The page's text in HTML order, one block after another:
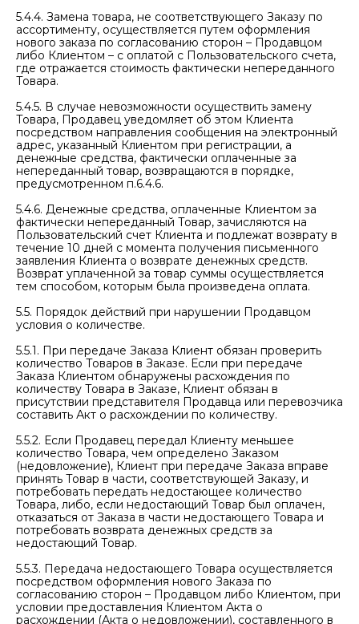
5.4.4. Замена товара, не соответствующего Заказу по
ассортименту, осуществляется путем оформления
нового заказа по согласованию сторон – Продавцом
либо Клиентом – с оплатой с Пользовательского счета,
где отражается стоимость фактически непереданного
Товара.
5.4.5. В случае невозможности осуществить замену
Товара, Продавец уведомляет об этом Клиента
посредством направления сообщения на электронный
адрес, указанный Клиентом при регистрации, а
денежные средства, фактически оплаченные за
непереданный товар, возвращаются в порядке,
предусмотренном п.6.4.6.
5.4.6. Денежные средства, оплаченные Клиентом за
фактически непереданный Товар, зачисляются на
Пользовательский счет Клиента и подлежат возврату в
течение 10 дней с момента получения письменного
заявления Клиента о возврате денежных средств.
Возврат уплаченной за товар суммы осуществляется
тем способом, которым была произведена оплата.
5.5. Порядок действий при нарушении Продавцом
условия о количестве.
5.5.1. При передаче Заказа Клиент обязан проверить
количество Товаров в Заказе. Если при передаче
Заказа Клиентом обнаружены расхождения по
количеству Товара в Заказе, Клиент обязан в
присутствии представителя Продавца или перевозчика
составить Акт о расхождении по количеству.
5.5.2. Если Продавец передал Клиенту меньшее
количество Товара, чем определено Заказом
(недовложение), Клиент при передаче Заказа вправе
принять Товар в части, соответствующей Заказу, и
потребовать передать недостающее количество
Товара, либо, если недостающий Товар был оплачен,
отказаться от Заказа в части недостающего Товара и
потребовать возврата денежных средств за
недостающий Товар.
5.5.3. Передача недостающего Товара осуществляется
посредством оформления нового Заказа по
согласованию сторон – Продавцом либо Клиентом, при
условии предоставления Клиентом Акта о
расхождении (Акта о недовложении), составленного в